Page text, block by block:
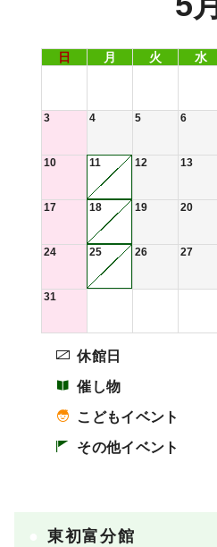
日 月 火 水
3 4 5 6
10 11 12 13
17 18 19 20
24 25 26 27
31
休館日
催し物
こどもイベント
その他イベント
東初富分館